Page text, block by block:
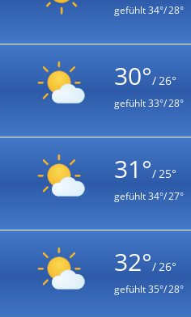
gefühlt34°/ 28°
30°/ 26°
gefühlt33°/ 28°
31°/ 25°
gefühlt34°/ 27°
32°/ 26°
gefühlt35°/ 28°